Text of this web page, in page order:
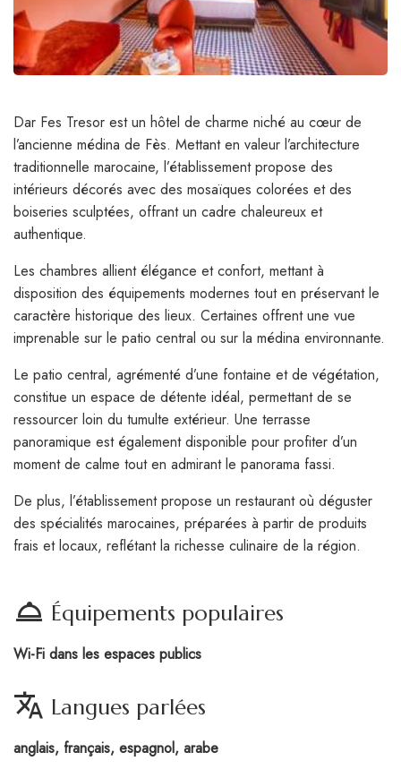
Dar Fes Tresor est un hôtel de charme niché au cœur de
l’ancienne médina de Fès. Mettant en valeur l’architecture
traditionnelle marocaine, l’établissement propose des
intérieurs décorés avec des mosaïques colorées et des
boiseries sculptées, offrant un cadre chaleureux et
authentique.
Les chambres allient élégance et confort, mettant à
disposition des équipements modernes tout en préservant le
caractère historique des lieux. Certaines offrent une vue
imprenable sur le patio central ou sur la médina environnante.
Le patio central, agrémenté d’une fontaine et de végétation,
constitue un espace de détente idéal, permettant de se
ressourcer loin du tumulte extérieur. Une terrasse
panoramique est également disponible pour profiter d’un
moment de calme tout en admirant le panorama fassi.
De plus, l’établissement propose un restaurant où déguster
des spécialités marocaines, préparées à partir de produits
frais et locaux, reflétant la richesse culinaire de la région.
room_service Équipements populaires
Wi-Fi dans les espaces publics
translate Langues parlées
anglais, français, espagnol, arabe